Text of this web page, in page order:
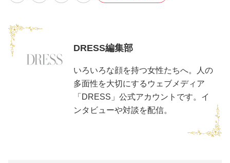
DRESS編集部
いろいろな顔を持つ女性たちへ。人の
多面性を大切にするウェブメディア
「DRESS」公式アカウントです。イ
ンタビューや対談を配信。